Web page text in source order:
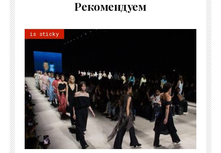
Рекомендуем
is sticky